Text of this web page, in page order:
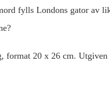
fylls Londons gator av
format 20 x 26 cm.